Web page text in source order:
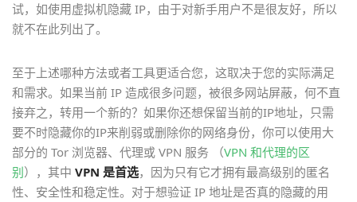
试，如使用虚拟机隐藏 IP，由于对新手用户不是很友好，所以
就不在此列出了。
至于上述哪种方法或者工具更适合您，这取决于您的实际满足
和需求。如果当前 IP 造成很多问题，被很多网站屏蔽，何不直
接弃之，转用一个新的？如果你还想保留当前的IP地址，只需
要不时隐藏你的IP来削弱或删除你的网络身份，你可以使用大
部分的 Tor 浏览器、代理或 VPN 服务 （VPN 和代理的区
别），其中 VPN 是首选，因为只有它才拥有最高级别的匿名
性、安全性和稳定性。对于想验证 IP 地址是否真的隐藏的用